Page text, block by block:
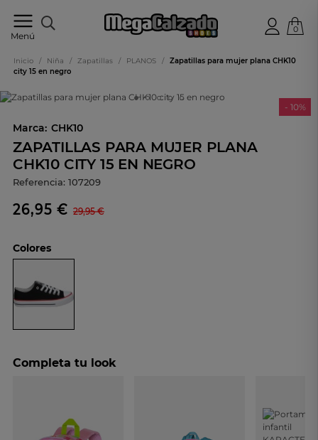
Menú
online
0
Inicio / Niña / Zapatillas / PLANOS /
Zapatillas para mujer plana CHK10
city 15 en negro
- 10%
Marca: CHK10
ZAPATILLAS PARA MUJER PLANA
CHK10 CITY 15 EN NEGRO
Referencia: 107209
26,95 € 29,95 €
Colores
Completa tu look